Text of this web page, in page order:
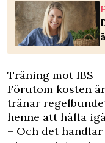
Träning mot IBS
Förutom kosten
tränar
henne att hålla
– Och det